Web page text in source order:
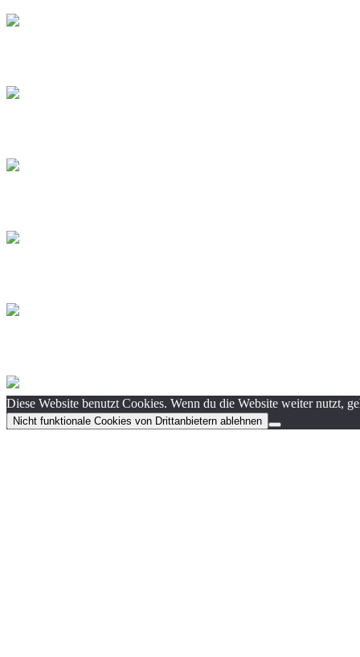
Diese Website benutzt Cookies. Wenn du die Website weiter nutzt,
Nicht funktionale Cookies von Drittanbietern ablehnen